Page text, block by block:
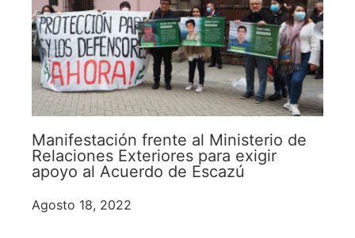
Manifestación frente al Ministerio de
Relaciones Exteriores para exigir
apoyo al Acuerdo de Escazú
Agosto 18, 2022